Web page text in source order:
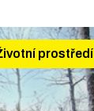
prostředí